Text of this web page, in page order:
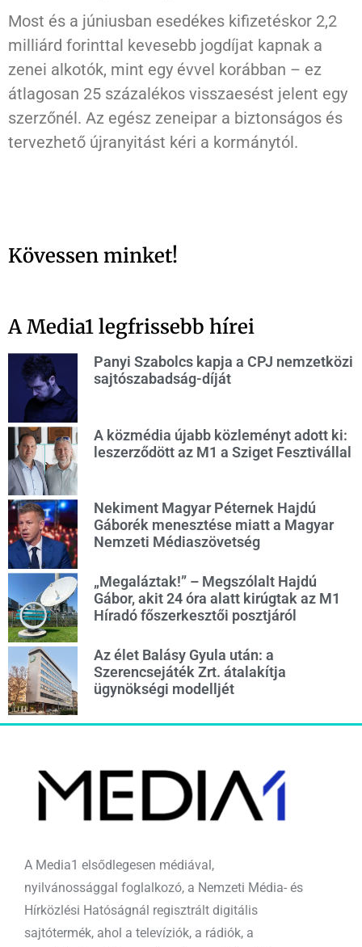
Most és a júniusban esedékes kifizetéskor 2,2
milliárd forinttal kevesebb jogdíjat kapnak a
zenei alkotók, mint egy évvel korábban – ez
átlagosan 25 százalékos visszaesést jelent egy
szerzőnél. Az egész zeneipar a biztonságos és
tervezhető újranyitást kéri a kormánytól.
Kövessen minket!
A Media1 legfrissebb hírei
Panyi Szabolcs kapja a CPJ nemzetközi
sajtószabadság-díját
A közmédia újabb közleményt adott ki:
leszerződött az M1 a Sziget Fesztivállal
Nekiment Magyar Péternek Hajdú
Gáborék menesztése miatt a Magyar
Nemzeti Médiaszövetség
„Megaláztak!” – Megszólalt Hajdú
Gábor, akit 24 óra alatt kirúgtak az M1
Híradó főszerkesztői posztjáról
Az élet Balásy Gyula után: a
Szerencsejáték Zrt. átalakítja
ügynökségi modelljét
A Media1 elsődlegesen médiával,
nyilvánossággal foglalkozó, a Nemzeti Média- és
Hírközlési Hatóságnál regisztrált digitális
sajtótermék, ahol a televíziók, a rádiók, a